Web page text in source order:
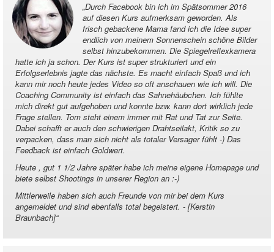
„Durch Facebook bin ich im Spätsommer 2016
auf diesen Kurs aufmerksam geworden. Als
frisch gebackene Mama fand ich die Idee super
endlich von meinem Sonnenschein schöne Bilder
selbst hinzubekommen. Die Spiegelreflexkamera
hatte ich ja schon. Der Kurs ist super strukturiert und ein
Erfolgserlebnis jagte das nächste. Es macht einfach Spaß und ich
kann mir noch heute jedes Video so oft anschauen wie ich will. Die
Coaching Community ist einfach das Sahnehäubchen. Ich fühlte
mich direkt gut aufgehoben und konnte bzw. kann dort wirklich jede
Frage stellen. Tom steht einem immer mit Rat und Tat zur Seite.
Dabei schafft er auch den schwierigen Drahtseilakt, Kritik so zu
verpacken, dass man sich nicht als totaler Versager fühlt -) Das
Feedback ist einfach Goldwert.
Heute , gut 1 1/2 Jahre später habe ich meine eigene Homepage und
biete selbst Shootings in unserer Region an :-)
Mittlerweile haben sich auch Freunde von mir bei dem Kurs
angemeldet und sind ebenfalls total begeistert. - [Kerstin
Braunbach]“